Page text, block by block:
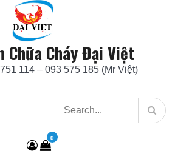
Chữa Cháy Đại Việt
114 – 093 575 185 (Mr Việt)
0